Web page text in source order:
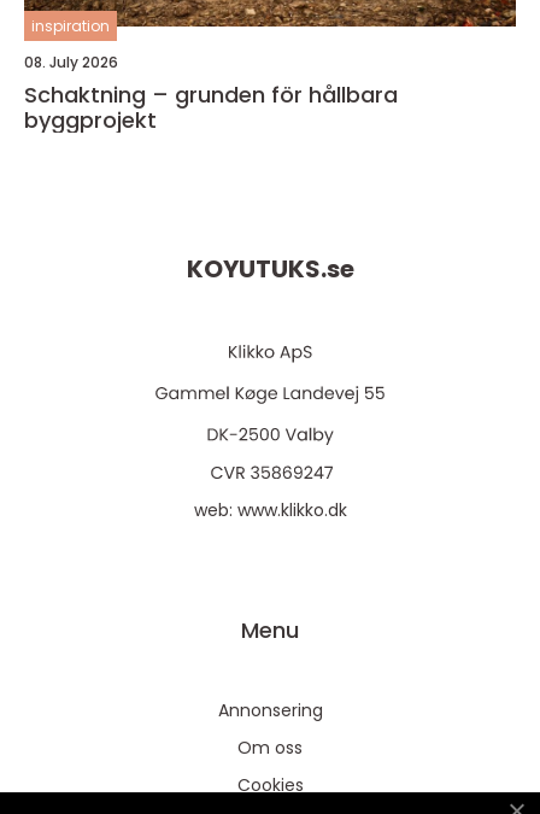
inspiration
08. July 2026
Schaktning – grunden för hållbara
byggprojekt
KOYUTUKS.se
web: www.klikko.dk
Menu
Annonsering
Om oss
Cookies